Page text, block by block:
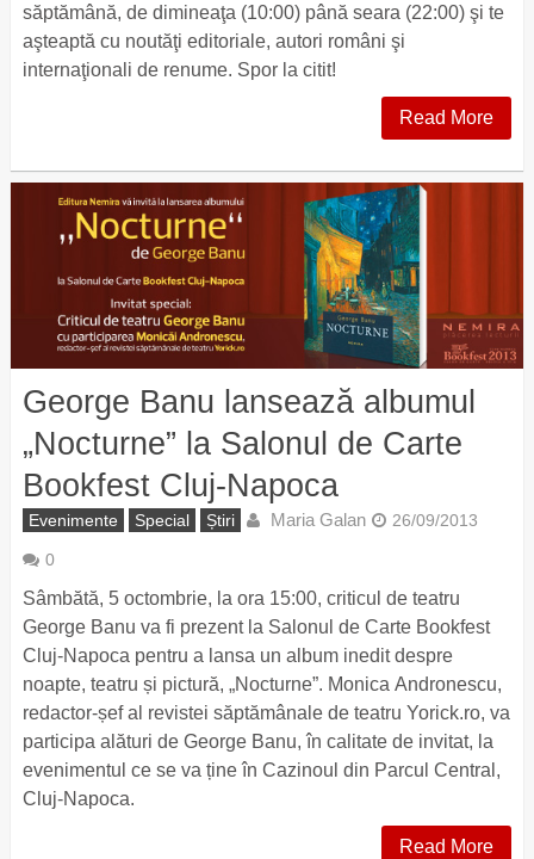
săptămână, de dimineaţa (10:00) până seara (22:00) şi te
aşteaptă cu noutăţi editoriale, autori români şi
internaţionali de renume. Spor la citit!
Read More
George Banu lansează albumul
„Nocturne” la Salonul de Carte
Bookfest Cluj-Napoca
Evenimente Special Știri Maria Galan 26/09/2013
0
Sâmbătă, 5 octombrie, la ora 15:00, criticul de teatru
George Banu va fi prezent la Salonul de Carte Bookfest
Cluj-Napoca pentru a lansa un album inedit despre
noapte, teatru și pictură, „Nocturne”. Monica Andronescu,
redactor-șef al revistei săptămânale de teatru Yorick.ro, va
participa alături de George Banu, în calitate de invitat, la
evenimentul ce se va ține în Cazinoul din Parcul Central,
Cluj-Napoca.
Read More